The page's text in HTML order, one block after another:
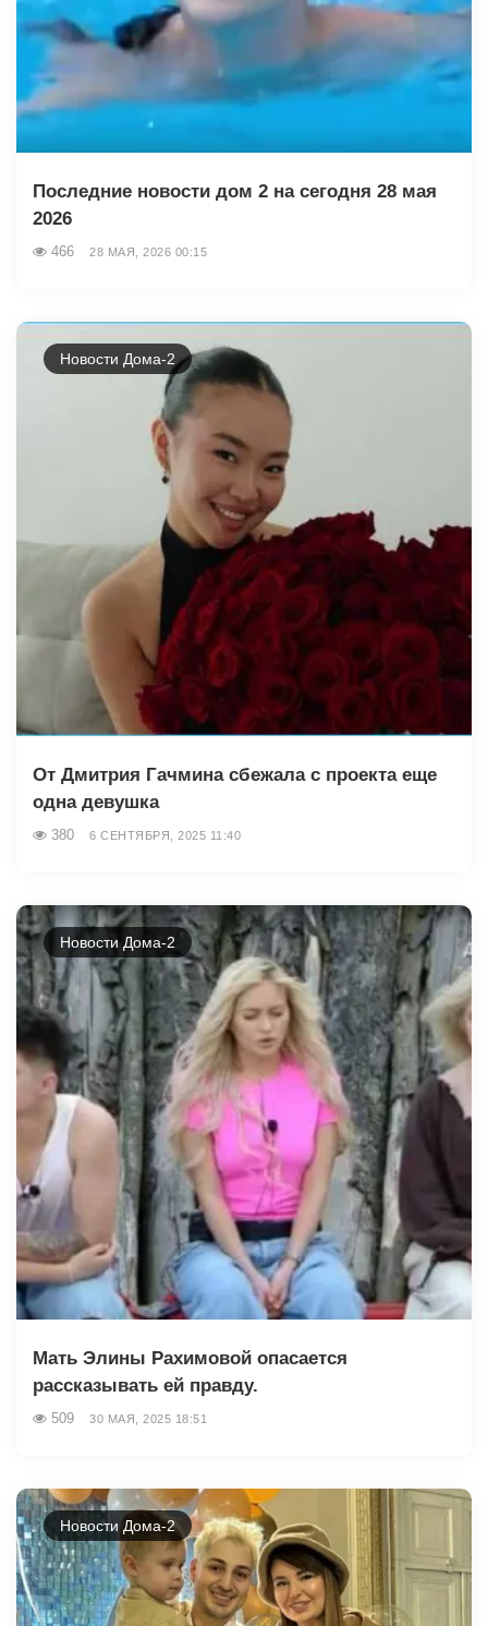
Последние новости дом 2 на сегодня 28 мая
2026
466 28 МАЯ, 2026 00:15
Новости Дома-2
От Дмитрия Гачмина сбежала с проекта еще
одна девушка
380 6 СЕНТЯБРЯ, 2025 11:40
Новости Дома-2
Мать Элины Рахимовой опасается
рассказывать ей правду.
509 30 МАЯ, 2025 18:51
Новости Дома-2